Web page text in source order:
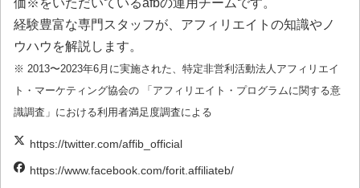
価※をいただいているafbの運用チームです。
経験豊富な専門スタッフが、アフィリエイトの知識やノ
ウハウを解説します。
※ 2013〜2023年6月に実施された、特定非営利活動法人アフィリエイ
ト・マーケティング協会の 「アフィリエイト・プログラムに関する意
識調査」における利用者満足度調査による
https://twitter.com/affib_official
https://www.facebook.com/forit.affiliateb/